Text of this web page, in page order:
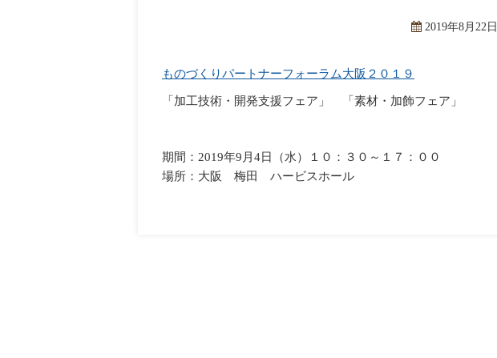
2019年8月22日
ものづくりパートナーフォーラム大阪２０１９
「加工技術・開発支援フェア」 「素材・加飾フェア」
期間：2019年9月4日（水）１０：３０～１７：００
場所：大阪 梅田 ハービスホール